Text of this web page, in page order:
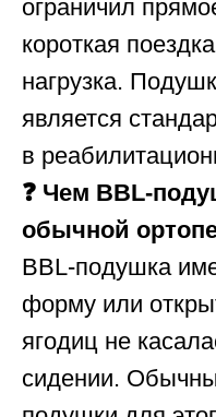
ограничил
короткая
нагрузка.
является
в
❓ Чем BBL-
обычной
BBL-подушка
форму или
ягодиц не
сидении.